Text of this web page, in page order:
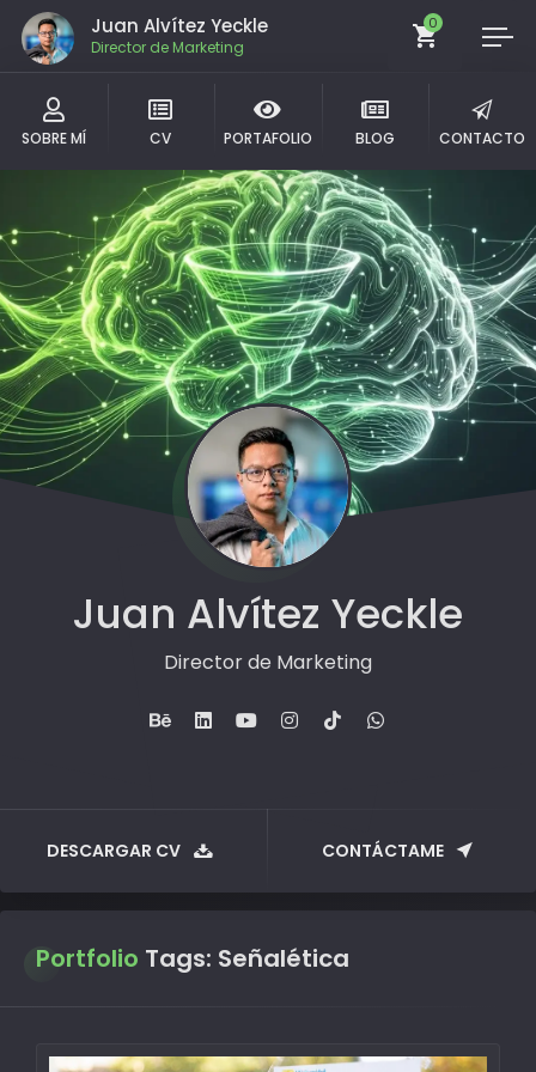
Juan Alvítez Yeckle
Director de Marketing
0
SOBRE MÍ CV PORTAFOLIO BLOG CONTACTO
Juan Alvítez Yeckle
Director de Marketing
DESCARGAR CV CONTÁCTAME
Portfolio Tags: Señalética